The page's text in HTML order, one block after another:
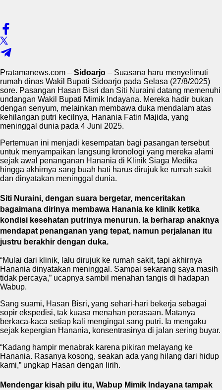
Pratamanews.com – Sidoarjo – Suasana haru menyelimuti
rumah dinas Wakil Bupati Sidoarjo pada Selasa (27/8/2025)
sore. Pasangan Hasan Bisri dan Siti Nuraini datang memenuhi
undangan Wakil Bupati Mimik Indayana. Mereka hadir bukan
dengan senyum, melainkan membawa duka mendalam atas
kehilangan putri kecilnya, Hanania Fatin Majida, yang
meninggal dunia pada 4 Juni 2025.
Pertemuan ini menjadi kesempatan bagi pasangan tersebut
untuk menyampaikan langsung kronologi yang mereka alami
sejak awal penanganan Hanania di Klinik Siaga Medika
hingga akhirnya sang buah hati harus dirujuk ke rumah sakit
dan dinyatakan meninggal dunia.
Siti Nuraini, dengan suara bergetar, menceritakan
bagaimana dirinya membawa Hanania ke klinik ketika
kondisi kesehatan putrinya menurun. Ia berharap anaknya
mendapat penanganan yang tepat, namun perjalanan itu
justru berakhir dengan duka.
“Mulai dari klinik, lalu dirujuk ke rumah sakit, tapi akhirnya
Hanania dinyatakan meninggal. Sampai sekarang saya masih
tidak percaya,” ucapnya sambil menahan tangis di hadapan
Wabup.
Sang suami, Hasan Bisri, yang sehari-hari bekerja sebagai
sopir ekspedisi, tak kuasa menahan perasaan. Matanya
berkaca-kaca setiap kali mengingat sang putri. Ia mengaku
sejak kepergian Hanania, konsentrasinya di jalan sering buyar.
“Kadang hampir menabrak karena pikiran melayang ke
Hanania. Rasanya kosong, seakan ada yang hilang dari hidup
kami,” ungkap Hasan dengan lirih.
Mendengar kisah pilu itu, Wabup Mimik Indayana tampak